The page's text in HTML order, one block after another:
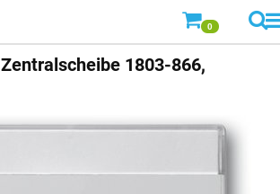
0
Zentralscheibe 1803-866,